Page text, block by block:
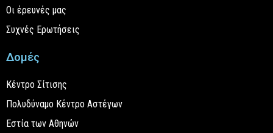
Οι έρευνές μας
Συχνές Ερωτήσεις
Δομές
Κέντρο Σίτισης
Πολυδύναμο Κέντρο Αστέγων
Εστία των Αθηνών